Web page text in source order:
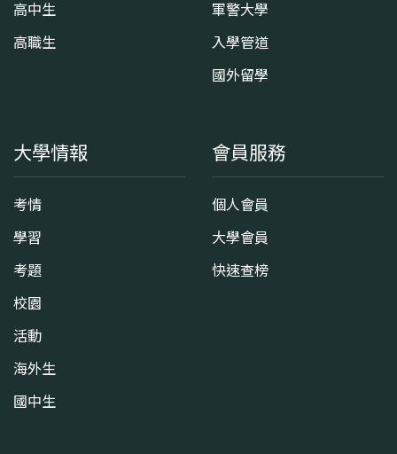
高中生
高職生
軍警大學
入學管道
國外留學
大學情報
考情
學習
考題
校園
活動
海外生
國中生
會員服務
個人會員
大學會員
快速查榜